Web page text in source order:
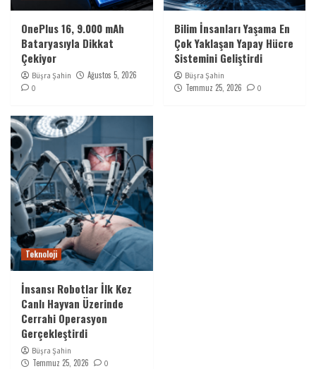
OnePlus 16, 9.000 mAh
Bataryasıyla Dikkat
Çekiyor
Büşra Şahin Ağustos 5, 2026
0
Bilim İnsanları Yaşama En
Çok Yaklaşan Yapay Hücre
Sistemini Geliştirdi
Büşra Şahin
Temmuz 25, 2026 0
Teknoloji
İnsansı Robotlar İlk Kez
Canlı Hayvan Üzerinde
Cerrahi Operasyon
Gerçekleştirdi
Büşra Şahin
Temmuz 25, 2026 0